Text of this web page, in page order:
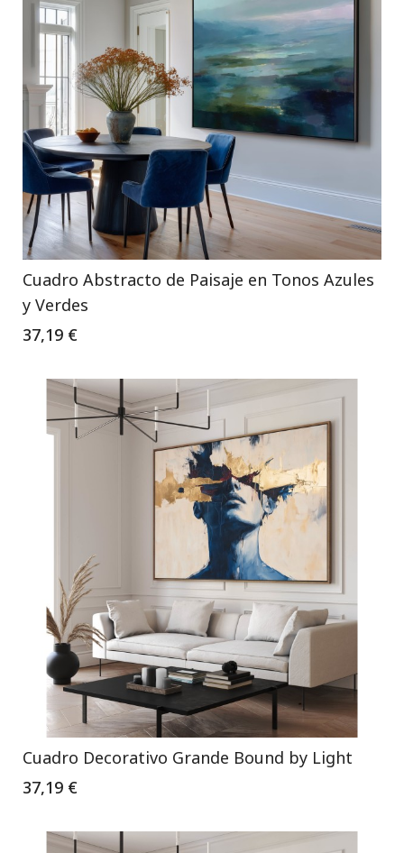
Cuadro Abstracto de Paisaje en Tonos Azules
y Verdes
37,19 €
Cuadro Decorativo Grande Bound by Light
37,19 €